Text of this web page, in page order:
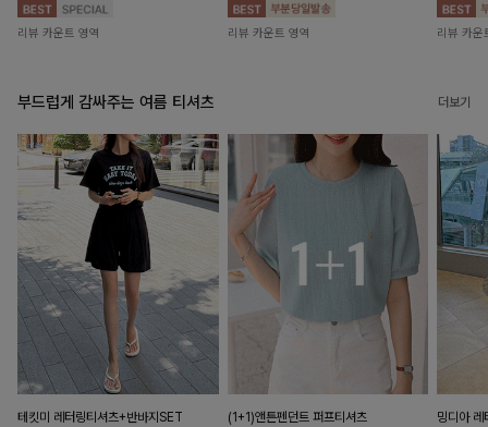
리뷰 카운트 영역 리뷰 카운트 영역 리뷰 카운
부드럽게 감싸주는 여름 티셔츠 더보기
테킷미 레터링티셔츠+반바지SET (1+1)앤튼펜던트 퍼프티셔츠
밍디아 레